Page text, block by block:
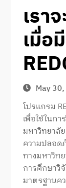
เรา
เมื่อ
May
โปรแกรม
เพื่อใช้ในก
มหาวิทยาลั
ความปลอด
ทางมหาวิท
การศึกษาวิ
มาตรฐานค